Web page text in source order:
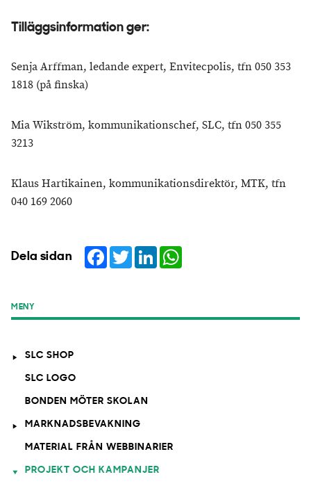
Tilläggsinformation ger:
Senja Arffman, ledande expert, Envitecpolis, tfn 050 353
1818 (på finska)
Mia Wikström, kommunikationschef, SLC, tfn 050 355
3213
Klaus Hartikainen, kommunikationsdirektör, MTK, tfn
040 169 2060
Dela sidan Facebook
TwitterLinkedIn
MENY
SLC SHOP
SLC LOGO
BONDEN MÖTER SKOLAN
MARKNADSBEVAKNING
MATERIAL FRÅN WEBBINARIER
PROJEKT OCH KAMPANJER